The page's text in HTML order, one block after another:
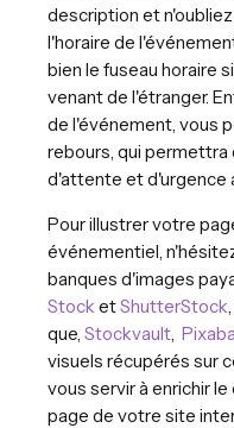
description et
l'horaire de
bien le fuseau horaire
venant de l'étranger.
de l'événement, vous
rebours, qui
d'attente et d'urgence
Pour illustrer votre
événementiel,
banques d'images
Stock etShutterStock
que, Stockvault,
visuels récupérés sur
vous servir à enrichir
page de votre site